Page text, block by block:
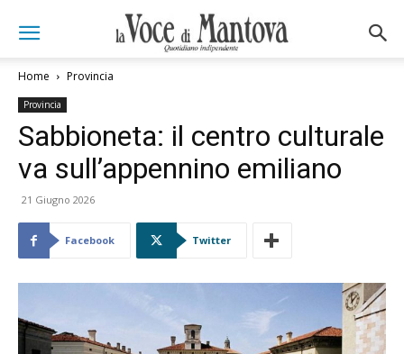
Home Provincia
Provincia
Sabbioneta: il centro culturale
va sull’appennino emiliano
21 Giugno 2026
Facebook Twitter